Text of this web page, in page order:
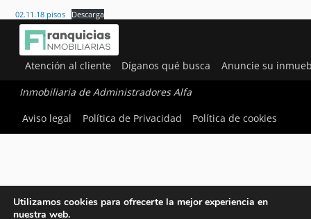
02.11.18 pisos Descarga
Atención al cliente Díganos qué busca Anuncie su
Inmobiliaria de Administradores Alfa
Aviso legal
Política de Privacidad Política de cookies
Utilizamos cookies para ofrecerte la mejor experiencia en
nuestra web.